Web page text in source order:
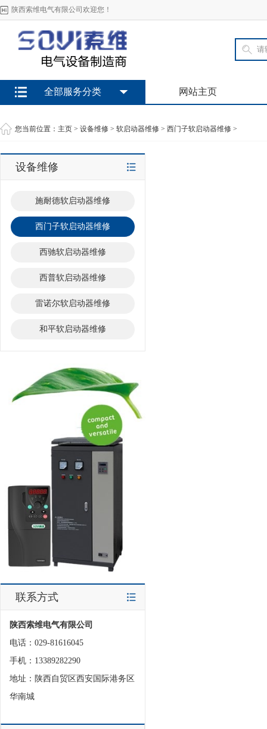
陕西索维电气有限公司欢迎您！
网站主页
全部服务分类
您当前位置： 主页 > 设备维修 > 软启动器维修 > 西门子软启动器维修 >
设备维修
施耐德软启动器维修
西门子软启动器维修
西驰软启动器维修
西普软启动器维修
雷诺尔软启动器维修
和平软启动器维修
联系方式
陕西索维电气有限公司
电话：029-81616045
手机：13389282290
地址：陕西自贸区西安国际港务区
华南城